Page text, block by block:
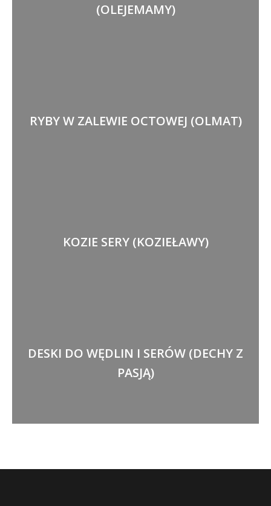
(OLEJEMAMY)
RYBY W ZALEWIE OCTOWEJ (OLMAT)
KOZIE SERY (KOZIEŁAWY)
DESKI DO WĘDLIN I SERÓW (DECHY Z
PASJĄ)